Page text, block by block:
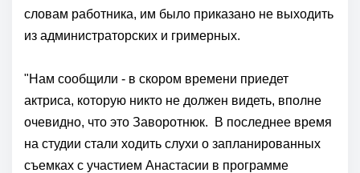
словам работника, им было приказано не выходить
из администраторских и гримерных.
"Нам сообщили - в скором времени приедет
актриса, которую никто не должен видеть, вполне
очевидно, что это Заворотнюк. В последнее время
на студии стали ходить слухи о запланированных
съемках с участием Анастасии в программе